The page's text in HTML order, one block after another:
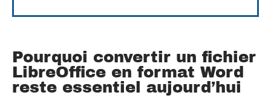
Pourquoi convertir un fichier
LibreOffice en format Word
reste essentiel aujourd’hui